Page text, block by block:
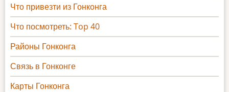
Что привезти из Гонконга
Что посмотреть: Top 40
Районы Гонконга
Связь в Гонконге
Карты Гонконга